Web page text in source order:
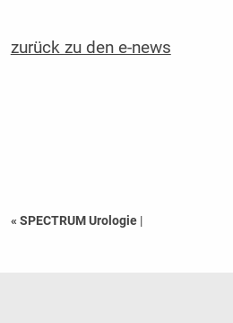
zurück zu den e-news
« SPECTRUM Urologie |